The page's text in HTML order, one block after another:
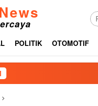
POLITIK OTOMOTIF